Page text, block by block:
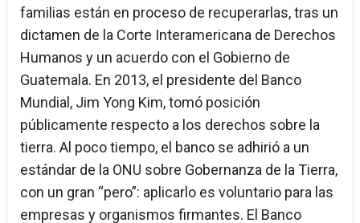
familias están en proceso de recuperarlas, tras un
dictamen de la Corte Interamericana de Derechos
Humanos y un acuerdo con el Gobierno de
Guatemala. En 2013, el presidente del Banco
Mundial, Jim Yong Kim, tomó posición
públicamente respecto a los derechos sobre la
tierra. Al poco tiempo, el banco se adhirió a un
estándar de la ONU sobre Gobernanza de la Tierra,
con un gran “pero”: aplicarlo es voluntario para las
empresas y organismos firmantes. El Banco